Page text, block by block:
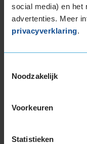
social media) en het
advertenties. Meer
privacyverklaring.
Noodzakelijk
Voorkeuren
Statistieken
Beschikbare
215/50R17 95W
225/45R17 91W